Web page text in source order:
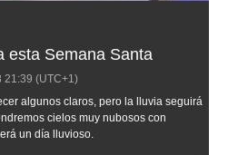
esta Semana Santa
21:39 (UTC+1)
algunos claros, pero la lluvia seguirá
cielos muy nubosos con
un día lluvioso.